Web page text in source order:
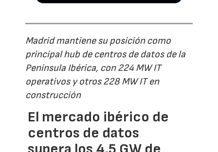
Madrid mantiene su posición como
principal hub de centros de datos de la
Península Ibérica, con 224 MW IT
operativos y otros 228 MW IT en
construcción
El mercado ibérico de
centros de datos